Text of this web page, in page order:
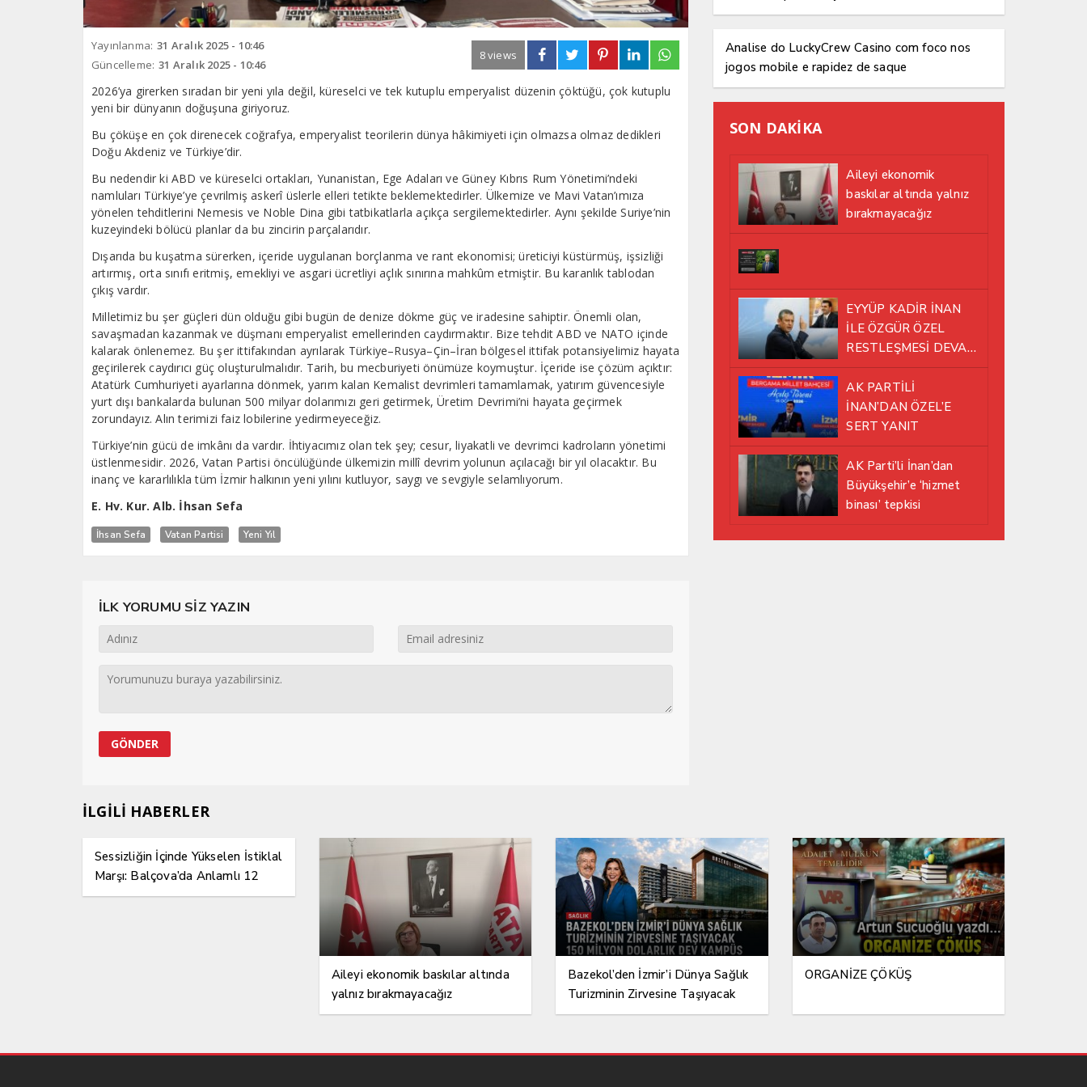
Yayınlanma: 31 Aralık 2025 - 10:46
Güncelleme: 31 Aralık 2025 - 10:46
8 views
2026’ya girerken sıradan bir yeni yıla değil, küreselci ve tek kutuplu emperyalist düzenin çöktüğü, çok kutuplu
yeni bir dünyanın doğuşuna giriyoruz.
Bu çöküşe en çok direnecek coğrafya, emperyalist teorilerin dünya hâkimiyeti için olmazsa olmaz dedikleri
Doğu Akdeniz ve Türkiye’dir.
Bu nedendir ki ABD ve küreselci ortakları, Yunanistan, Ege Adaları ve Güney Kıbrıs Rum Yönetimi’ndeki
namluları Türkiye’ye çevrilmiş askerî üslerle elleri tetikte beklemektedirler. Ülkemize ve Mavi Vatan’ımıza
yönelen tehditlerini Nemesis ve Noble Dina gibi tatbikatlarla açıkça sergilemektedirler. Aynı şekilde Suriye’nin
kuzeyindeki bölücü planlar da bu zincirin parçalarıdır.
Dışarıda bu kuşatma sürerken, içeride uygulanan borçlanma ve rant ekonomisi; üreticiyi küstürmüş, işsizliği
artırmış, orta sınıfı eritmiş, emekliyi ve asgari ücretliyi açlık sınırına mahkûm etmiştir. Bu karanlık tablodan
çıkış vardır.
Milletimiz bu şer güçleri dün olduğu gibi bugün de denize dökme güç ve iradesine sahiptir. Önemli olan,
savaşmadan kazanmak ve düşmanı emperyalist emellerinden caydırmaktır. Bize tehdit ABD ve NATO içinde
kalarak önlenemez. Bu şer ittifakından ayrılarak Türkiye–Rusya–Çin–İran bölgesel ittifak potansiyelimiz hayata
geçirilerek caydırıcı güç oluşturulmalıdır. Tarih, bu mecburiyeti önümüze koymuştur. İçeride ise çözüm açıktır:
Atatürk Cumhuriyeti ayarlarına dönmek, yarım kalan Kemalist devrimleri tamamlamak, yatırım güvencesiyle
yurt dışı bankalarda bulunan 500 milyar dolarımızı geri getirmek, Üretim Devrimi’ni hayata geçirmek
zorundayız. Alın terimizi faiz lobilerine yedirmeyeceğiz.
Türkiye’nin gücü de imkânı da vardır. İhtiyacımız olan tek şey; cesur, liyakatli ve devrimci kadroların yönetimi
üstlenmesidir. 2026, Vatan Partisi öncülüğünde ülkemizin millî devrim yolunun açılacağı bir yıl olacaktır. Bu
inanç ve kararlılıkla tüm İzmir halkının yeni yılını kutluyor, saygı ve sevgiyle selamlıyorum.
E. Hv. Kur. Alb. İhsan Sefa
İhsan Sefa Vatan Partisi Yeni Yıl
İLK YORUMU SİZ YAZIN
Analise do LuckyCrew Casino com foco nos
jogos mobile e rapidez de saque
SON DAKİKA
Aileyi ekonomik
baskılar altında yalnız
bırakmayacağız
EYYÜP KADİR İNAN
İLE ÖZGÜR ÖZEL
RESTLEŞMESİ DEVAM
EDİYOR
AK PARTİLİ
İNAN’DAN ÖZEL’E
SERT YANIT
AK Parti’li İnan’dan
Büyükşehir’e ‘hizmet
binası’ tepkisi
İLGİLİ HABERLER
Sessizliğin İçinde Yükselen İstiklal
Marşı: Balçova’da Anlamlı 12
Mart Etkinliği
Aileyi ekonomik baskılar altında
yalnız bırakmayacağız
Bazekol’den İzmir’i Dünya Sağlık
Turizminin Zirvesine Taşıyacak
150 Milyon Dolarlık Dev Kampüs
ORGANİZE ÇÖKÜŞ